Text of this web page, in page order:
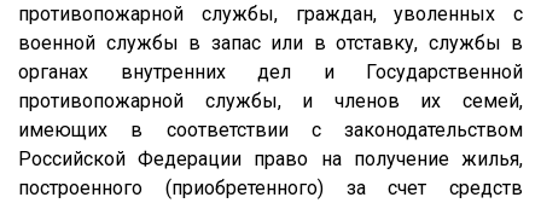
противопожарной службы, граждан, уволенных с
военной службы в запас или в отставку, службы в
органах внутренних дел и Государственной
противопожарной службы, и членов их семей,
имеющих в соответствии с законодательством
Российской Федерации право на получение жилья,
построенного (приобретенного) за счет средств